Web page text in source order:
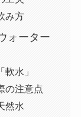
み方
ォーター
水」
の注意点
然水